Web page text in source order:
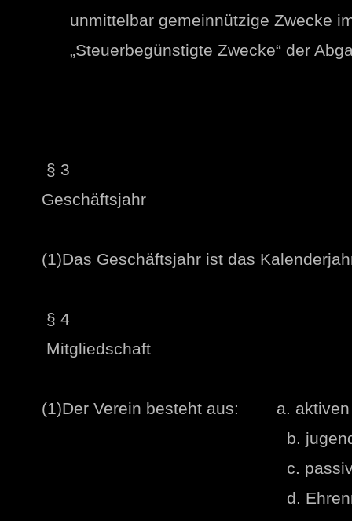
unmittelbar gemeinnützige Zwecke
„Steuerbegünstigte Zwecke“ der
§ 3
Geschäftsjahr
(1)Das Geschäftsjahr ist das
§ 4
Mitgliedschaft
(1)Der Verein besteht aus: a. aktiven
b. jugendlichen
c. passiven
d.